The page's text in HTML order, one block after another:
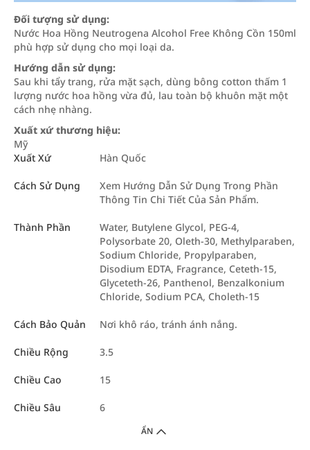
Đối tượng sử dụng:
Nước Hoa Hồng Neutrogena Alcohol Free Không Cồn 150ml
phù hợp sử dụng cho mọi loại da.
Hướng dẫn sử dụng:
Sau khi tẩy trang, rửa mặt sạch, dùng bông cotton thấm 1
lượng nước hoa hồng vừa đủ, lau toàn bộ khuôn mặt một
cách nhẹ nhàng.
Xuất xứ thương hiệu:
Mỹ
Xuất Xứ
Hàn Quốc
Cách Sử Dụng
Xem Hướng Dẫn Sử Dụng Trong Phần
Thông Tin Chi Tiết Của Sản Phẩm.
Thành Phần
Water, Butylene Glycol, PEG-4,
Polysorbate 20, Oleth-30, Methylparaben,
Sodium Chloride, Propylparaben,
Disodium EDTA, Fragrance, Ceteth-15,
Glyceteth-26, Panthenol, Benzalkonium
Chloride, Sodium PCA, Choleth-15
Cách Bảo Quản Nơi khô ráo, tránh ánh nắng.
Chiều Rộng 3.5
Chiều Cao 15
Chiều Sâu 6
ẨN